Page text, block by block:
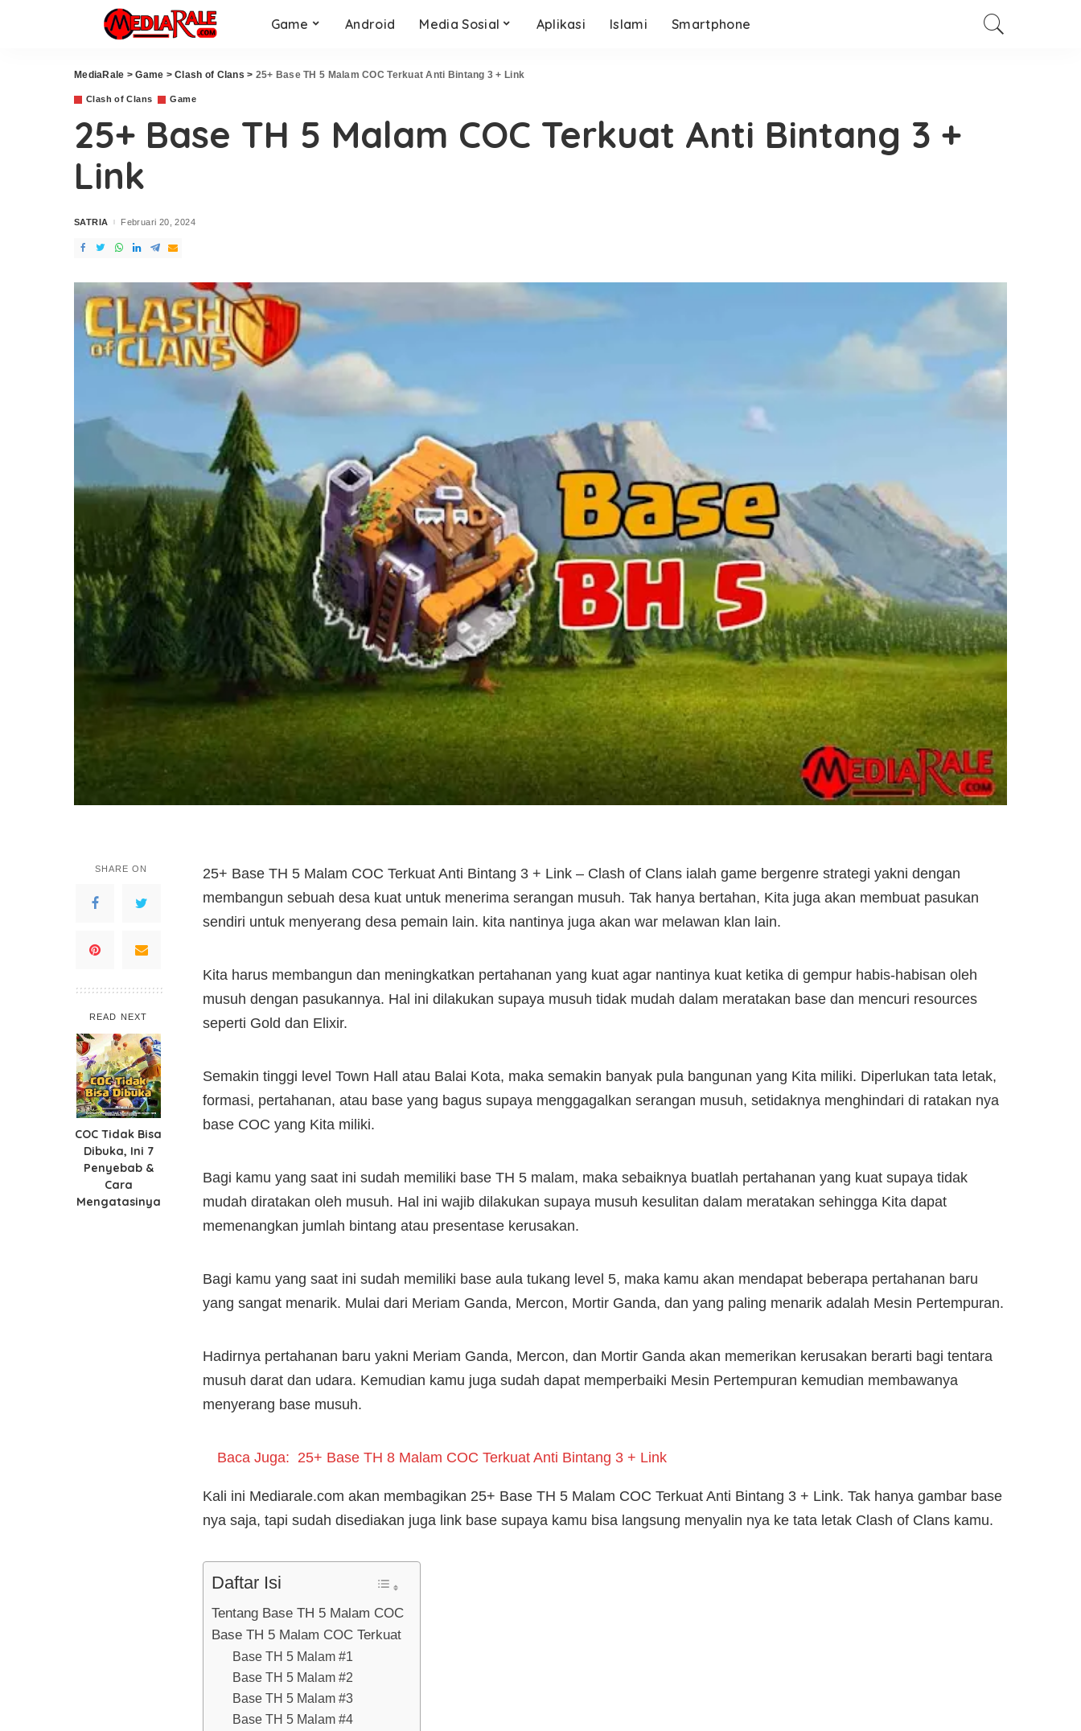
Game Android Media Sosial Aplikasi Islami Smartphone
MediaRale >Game >Clash of Clans > 25+ Base TH 5 Malam COC Terkuat Anti Bintang 3 + Link
Clash of Clans Game
25+ Base TH 5 Malam COC Terkuat Anti Bintang 3 +
Link
Posted
SATRIA Februari 20, 2024
SHARE ON
READ NEXT
COC Tidak Bisa
Dibuka, Ini 7
Penyebab &
Cara
Mengatasinya
25+ Base TH 5 Malam COC Terkuat Anti Bintang 3 + Link – Clash of Clans ialah game bergenre strategi yakni dengan
membangun sebuah desa kuat untuk menerima serangan musuh. Tak hanya bertahan, Kita juga akan membuat pasukan
sendiri untuk menyerang desa pemain lain. kita nantinya juga akan war melawan klan lain.
Kita harus membangun dan meningkatkan pertahanan yang kuat agar nantinya kuat ketika di gempur habis-habisan oleh
musuh dengan pasukannya. Hal ini dilakukan supaya musuh tidak mudah dalam meratakan base dan mencuri resources
seperti Gold dan Elixir.
Semakin tinggi level Town Hall atau Balai Kota, maka semakin banyak pula bangunan yang Kita miliki. Diperlukan tata letak,
formasi, pertahanan, atau base yang bagus supaya menggagalkan serangan musuh, setidaknya menghindari di ratakan nya
base COC yang Kita miliki.
Bagi kamu yang saat ini sudah memiliki base TH 5 malam, maka sebaiknya buatlah pertahanan yang kuat supaya tidak
mudah diratakan oleh musuh. Hal ini wajib dilakukan supaya musuh kesulitan dalam meratakan sehingga Kita dapat
memenangkan jumlah bintang atau presentase kerusakan.
Bagi kamu yang saat ini sudah memiliki base aula tukang level 5, maka kamu akan mendapat beberapa pertahanan baru
yang sangat menarik. Mulai dari Meriam Ganda, Mercon, Mortir Ganda, dan yang paling menarik adalah Mesin Pertempuran.
Hadirnya pertahanan baru yakni Meriam Ganda, Mercon, dan Mortir Ganda akan memerikan kerusakan berarti bagi tentara
musuh darat dan udara. Kemudian kamu juga sudah dapat memperbaiki Mesin Pertempuran kemudian membawanya
menyerang base musuh.
Baca Juga: 25+ Base TH 8 Malam COC Terkuat Anti Bintang 3 + Link
Kali ini Mediarale.com akan membagikan 25+ Base TH 5 Malam COC Terkuat Anti Bintang 3 + Link. Tak hanya gambar base
nya saja, tapi sudah disediakan juga link base supaya kamu bisa langsung menyalin nya ke tata letak Clash of Clans kamu.
Daftar Isi
Tentang Base TH 5 Malam COC
Base TH 5 Malam COC Terkuat
Base TH 5 Malam #1
Base TH 5 Malam #2
Base TH 5 Malam #3
Base TH 5 Malam #4